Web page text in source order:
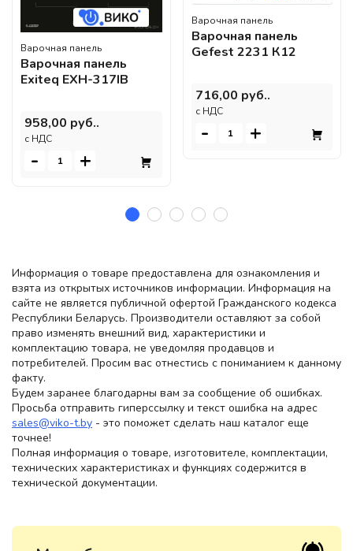
Варочная панель
Варочная панель
Exiteq EXH-317IB
958,00 руб..
c НДС
- +
Варочная панель
Варочная панель
Gefest 2231 К12
716,00 руб..
c НДС
- +
Информация о товаре предоставлена для ознакомления и
взята из открытых источников информации. Информация на
сайте не является публичной офертой Гражданского кодекса
Республики Беларусь. Производители оставляют за собой
право изменять внешний вид, характеристики и
комплектацию товара, не уведомляя продавцов и
потребителей. Просим вас отнестись с пониманием к данному
факту.
Будем заранее благодарны вам за сообщение об ошибках.
Просьба отправить гиперссылку и текст ошибка на адрес
sales@viko-t.by - это поможет сделать наш каталог еще
точнее!
Полная информация о товаре, изготовителе, комплектации,
технических характеристиках и функциях содержится в
технической документации.